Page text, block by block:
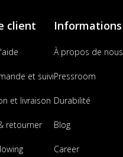
client
et suivi
et livraison
retourner
Informations
À propos de nous
Pressroom
Durabilité
Blog
Career